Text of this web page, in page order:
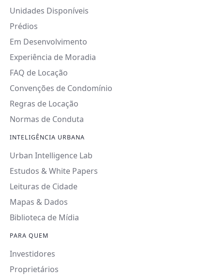
Unidades Disponíveis
Prédios
Em Desenvolvimento
Experiência de Moradia
FAQ de Locação
Convenções de Condomínio
Regras de Locação
Normas de Conduta
INTELIGÊNCIA URBANA
Urban Intelligence Lab
Estudos & White Papers
Leituras de Cidade
Mapas & Dados
Biblioteca de Mídia
PARA QUEM
Investidores
Proprietários